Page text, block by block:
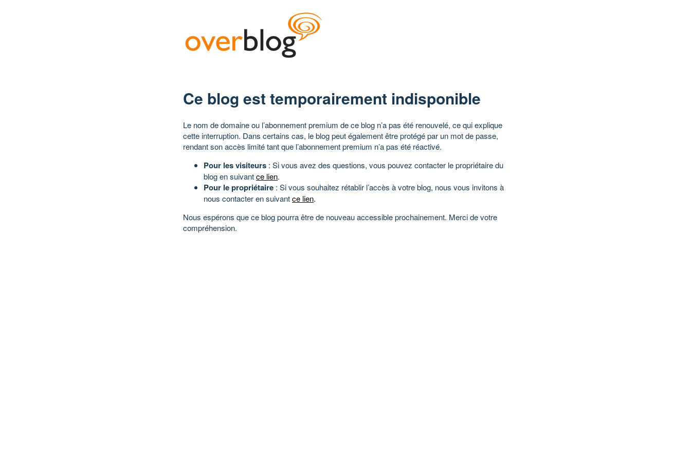
Ce blog est temporairement indisponible
Le nom de domaine ou l’abonnement premium de ce blog n’a pas été renouvelé, ce qui explique
cette interruption. Dans certains cas, le blog peut également être protégé par un mot de passe,
rendant son accès limité tant que l’abonnement premium n’a pas été réactivé.
Pour les visiteurs : Si vous avez des questions, vous pouvez contacter le propriétaire du
blog en suivantce lien.
Pour le propriétaire : Si vous souhaitez rétablir l’accès à votre blog, nous vous invitons à
nous contacter en suivantce lien.
Nous espérons que ce blog pourra être de nouveau accessible prochainement. Merci de votre
compréhension.